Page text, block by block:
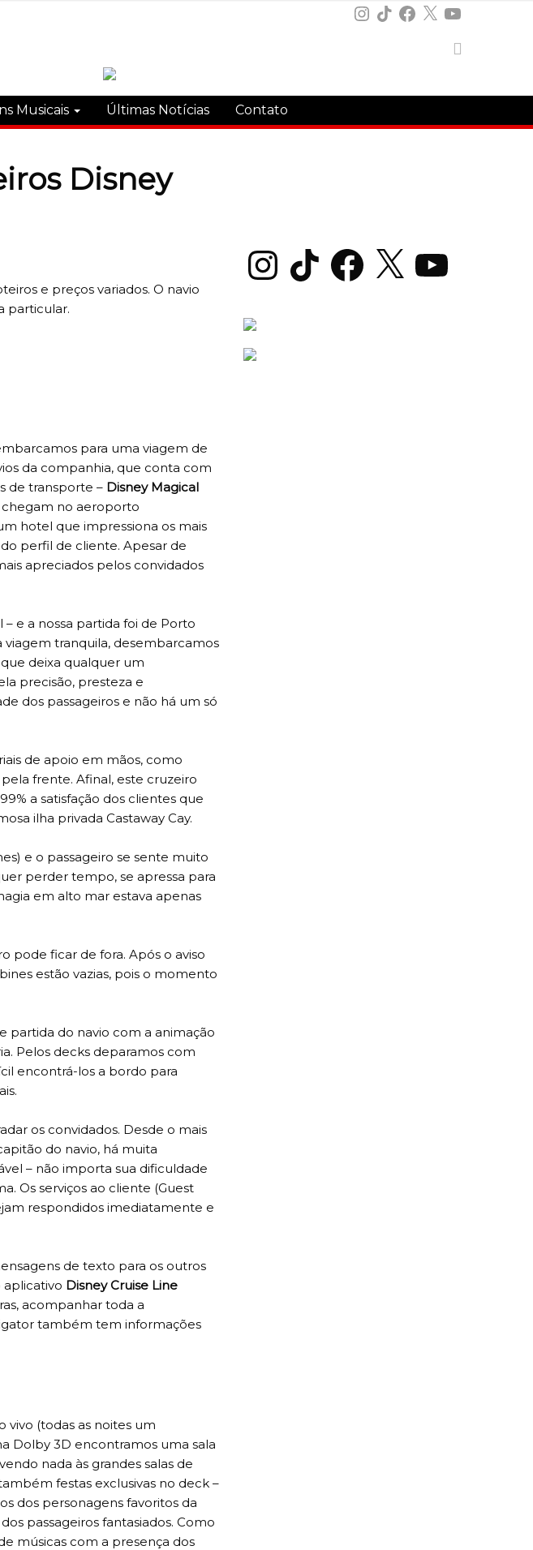
Instagram
TikTokFacebook
X YouTube
Musicais Últimas Notícias Contato
Disney
e preços variados. O navio
particular.
para uma viagem de
da companhia, que conta com
de transporte – Disney Magical
no aeroporto
hotel que impressiona os mais
perfil de cliente. Apesar de
apreciados pelos convidados
e a nossa partida foi de Porto
tranquila, desembarcamos
deixa qualquer um
precisão, presteza e
dos passageiros e não há um só
de apoio em mãos, como
frente. Afinal, este cruzeiro
a satisfação dos clientes que
ilha privada Castaway Cay.
e o passageiro se sente muito
perder tempo, se apressa para
em alto mar estava apenas
pode ficar de fora. Após o aviso
estão vazias, pois o momento
partida do navio com a animação
Pelos decks deparamos com
encontrá-los a bordo para
os convidados. Desde o mais
do navio, há muita
– não importa sua dificuldade
Os serviços ao cliente (Guest
respondidos imediatamente e
de texto para os outros
aplicativo Disney Cruise Line
acompanhar toda a
também tem informações
vivo (todas as noites um
Dolby 3D encontramos uma sala
nada às grandes salas de
festas exclusivas no deck –
dos personagens favoritos da
passageiros fantasiados. Como
músicas com a presença dos
InstagramTikTok Facebook
X YouTube